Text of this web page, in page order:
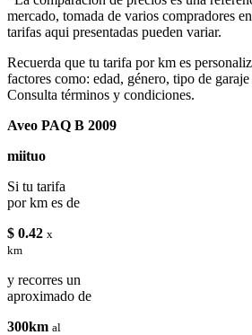
mercado, tomada de varios compradores
tarifas aqui presentadas pueden variar.
Recuerda que tu tarifa por km es
factores como: edad, género, tipo de
Consulta términos y condiciones.
Aveo PAQ B 2009
miituo
Si tu tarifa
por km es de
$ 0.42 x
km
y recorres un
aproximado de
300km al